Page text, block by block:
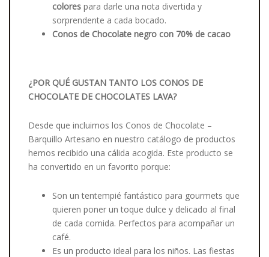
colores para darle una nota divertida y
sorprendente a cada bocado.
Conos de Chocolate negro con 70% de cacao
¿POR QUÉ GUSTAN TANTO LOS CONOS DE
CHOCOLATE DE CHOCOLATES LAVA?
Desde que incluimos los Conos de Chocolate –
Barquillo Artesano en nuestro catálogo de productos
hemos recibido una cálida acogida. Este producto se
ha convertido en un favorito porque:
Son un tentempié fantástico para gourmets que
quieren poner un toque dulce y delicado al final
de cada comida. Perfectos para acompañar un
café.
Es un producto ideal para los niños. Las fiestas